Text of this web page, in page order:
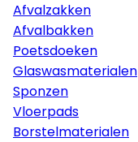
Afvalzakken
Afvalbakken
Poetsdoeken
Glaswasmaterialen
Sponzen
Vloerpads
Borstelmaterialen